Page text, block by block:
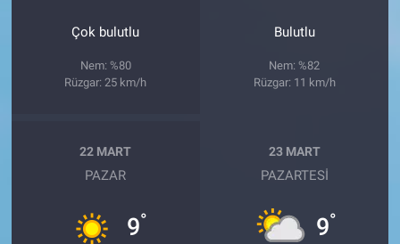
Çok bulutlu
Nem: %80
Rüzgar: 25 km/h
Bulutlu
Nem: %82
Rüzgar: 11 km/h
22 MART
PAZAR
9°
23 MART
PAZARTESI
9°